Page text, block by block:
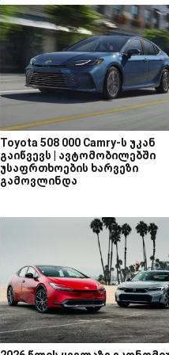
Toyota 508 000 Camry-ს უკან
გაიწვევს | ავტომობილებში
უსაფრთხოების ხარვეზი
გამოვლინდა